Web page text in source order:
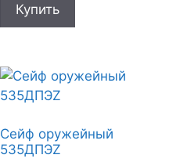
Купить
Сейф оружейный
535ДПЭZ